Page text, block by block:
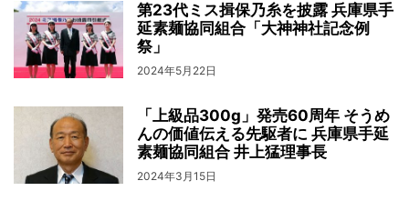
第23代ミス揖保乃糸を披露 兵庫県手
延素麺協同組合「大神神社記念例
祭」
2024年5月22日
「上級品300g」発売60周年 そうめ
んの価値伝える先駆者に 兵庫県手延
素麺協同組合 井上猛理事長
2024年3月15日